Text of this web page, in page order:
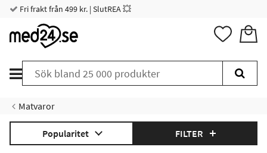
Fri frakt från 499 kr. | SlutREA 💥
Matvaror
Popularitet FILTER